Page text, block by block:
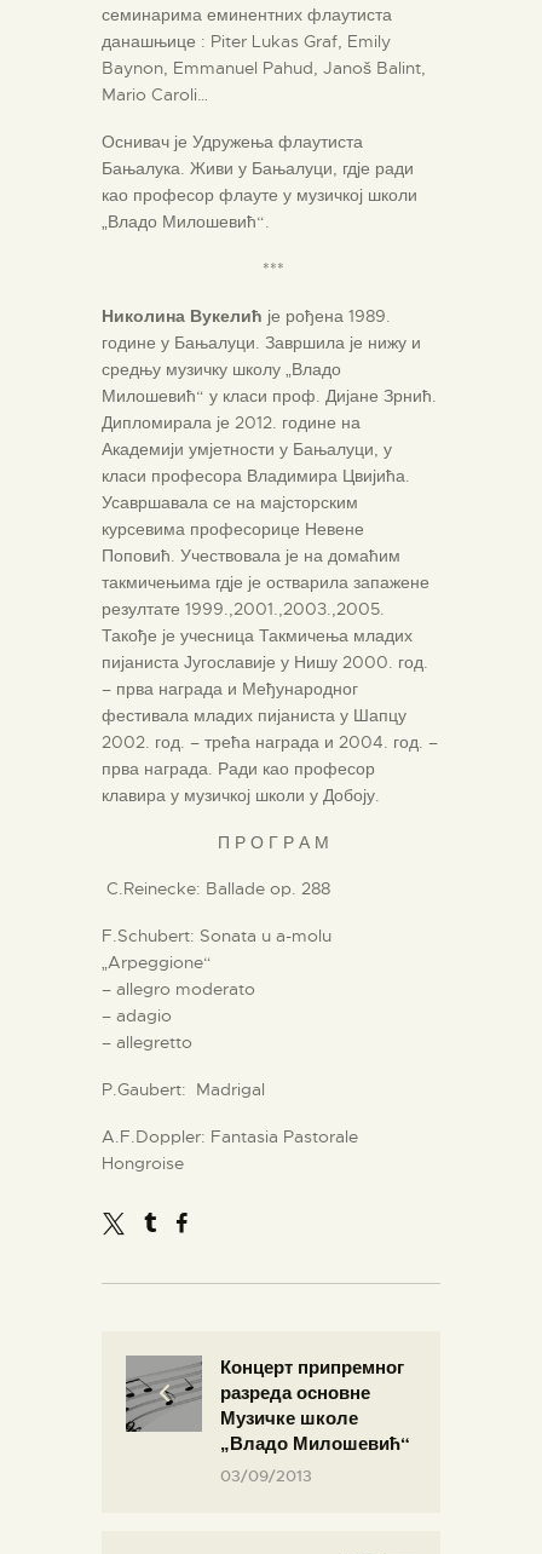
семинарима еминентних флаутиста
данашњице : Piter Lukas Graf, Emily
Baynon, Emmanuel Pahud, Janoš Balint,
Mario Caroli…
Оснивач је Удружења флаутиста
Бањалука. Живи у Бањалуци, гдје ради
као професор флауте у музичкој школи
„Владо Милошевић“.
***
Николина Вукелић је рођена 1989.
године у Бањалуци. Завршила је нижу и
средњу музичку школу „Владо
Милошевић“ у класи проф. Дијане Зрнић.
Дипломирала је 2012. године на
Академији умјетности у Бањалуци, у
класи професора Владимира Цвијића.
Усавршавала се на мајсторским
курсевима професорице Невене
Поповић. Учествовала је на домаћим
такмичењима гдје је остварила запажене
резултате 1999.,2001.,2003.,2005.
Такође је учесница Такмичења младих
пијаниста Југославије у Нишу 2000. год.
– прва награда и Међународног
фестивала младих пијаниста у Шапцу
2002. год. – трећа награда и 2004. год. –
прва награда. Ради као професор
клавира у музичкој школи у Добоју.
П Р О Г Р А М
C.Reinecke: Ballade op. 288
F.Schubert: Sonata u a-molu
„Arpeggione“
– allegro moderato
– adagio
– allegretto
P.Gaubert: Madrigal
A.F.Doppler: Fantasia Pastorale
Hongroise
Концерт припремног
разреда основне
Музичке школе
„Владо Милошевић“
03/09/2013